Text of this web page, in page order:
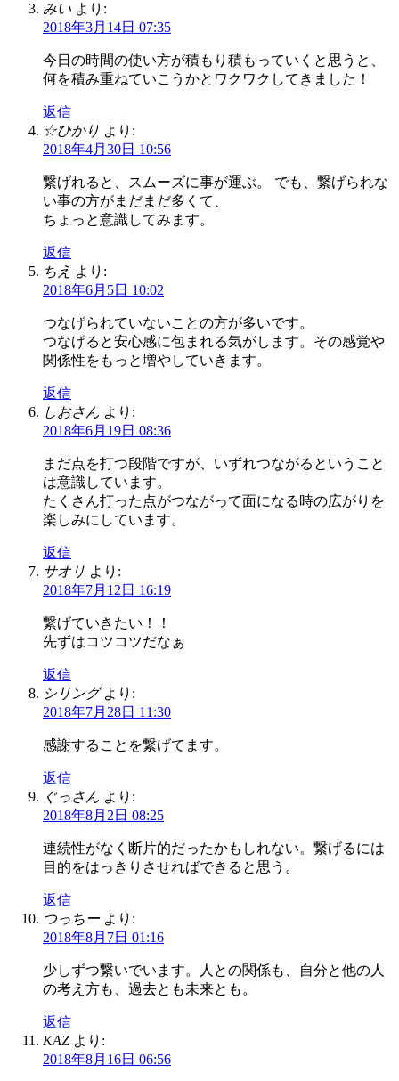
みい より:
2018年3月14日 07:35
今日の時間の使い方が積もり積もっていくと思うと、
何を積み重ねていこうかとワクワクしてきました！
返信
☆ひかり より:
2018年4月30日 10:56
繋げれると、スムーズに事が運ぶ。 でも、繋げられな
い事の方がまだまだ多くて、
ちょっと意識してみます。
返信
ちえ より:
2018年6月5日 10:02
つなげられていないことの方が多いです。
つなげると安心感に包まれる気がします。その感覚や
関係性をもっと増やしていきます。
返信
しおさん より:
2018年6月19日 08:36
まだ点を打つ段階ですが、いずれつながるということ
は意識しています。
たくさん打った点がつながって面になる時の広がりを
楽しみにしています。
返信
サオリ より:
2018年7月12日 16:19
繋げていきたい！！
先ずはコツコツだなぁ
返信
シリング より:
2018年7月28日 11:30
感謝することを繋げてます。
返信
ぐっさん より:
2018年8月2日 08:25
連続性がなく断片的だったかもしれない。繋げるには
目的をはっきりさせればできると思う。
返信
つっちー より:
2018年8月7日 01:16
少しずつ繋いでいます。人との関係も、自分と他の人
の考え方も、過去とも未来とも。
返信
KAZ より:
2018年8月16日 06:56